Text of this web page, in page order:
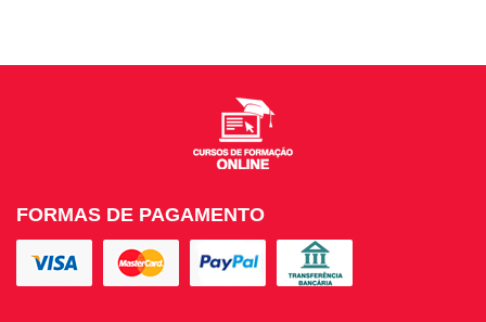
FORMAS DE PAGAMENTO